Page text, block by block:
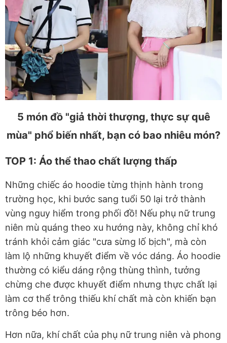
5 món đồ "giả thời thượng, thực sự quê
mùa" phổ biến nhất, bạn có bao nhiêu món?
TOP 1: Áo thể thao chất lượng thấp
Những chiếc áo hoodie từng thịnh hành trong
trường học, khi bước sang tuổi 50 lại trở thành
vùng nguy hiểm trong phối đồ! Nếu phụ nữ trung
niên mù quáng theo xu hướng này, không chỉ khó
tránh khỏi cảm giác "cưa sừng lố bịch", mà còn
làm lộ những khuyết điểm về vóc dáng. Áo hoodie
thường có kiểu dáng rộng thùng thình, tưởng
chừng che được khuyết điểm nhưng thực chất lại
làm cơ thể trông thiếu khí chất mà còn khiến bạn
trông béo hơn.
Hơn nữa, khí chất của phụ nữ trung niên và phong